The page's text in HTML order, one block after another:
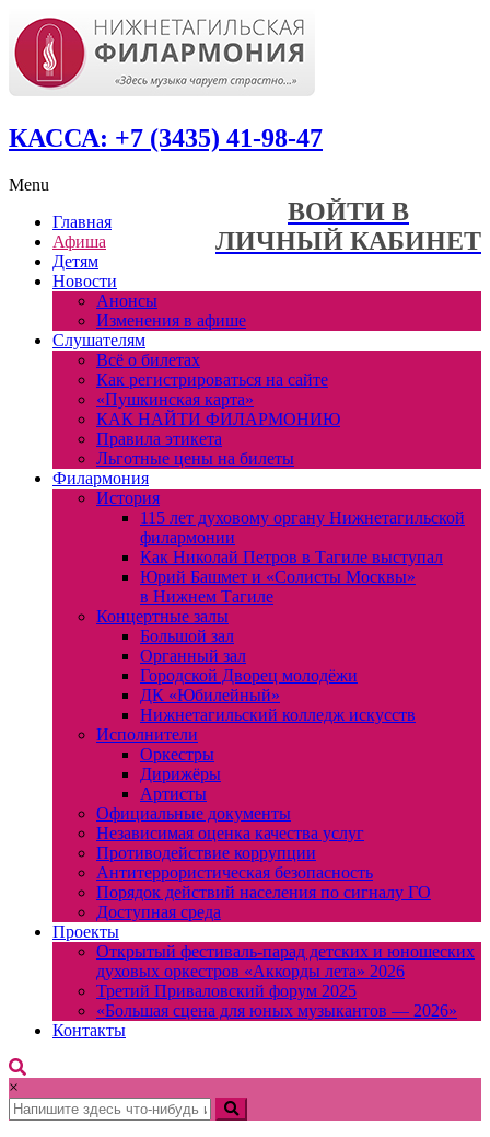
КАССА: +7 (3435) 41-98-47
ВОЙТИ В
ЛИЧНЫЙ КАБИНЕТ
Menu
Главная
Афиша
Детям
Новости
Анонсы
Изменения в афише
Слушателям
Всё о билетах
Как регистрироваться на сайте
«Пушкинская карта»
КАК НАЙТИ ФИЛАРМОНИЮ
Правила этикета
Льготные цены на билеты
Филармония
История
115 лет духовому органу Нижнетагильской
филармонии
Как Николай Петров в Тагиле выступал
Юрий Башмет и «Солисты Москвы»
в Нижнем Тагиле
Концертные залы
Большой зал
Органный зал
Городской Дворец молодёжи
ДК «Юбилейный»
Нижнетагильский колледж искусств
Исполнители
Оркестры
Дирижёры
Артисты
Официальные документы
Независимая оценка качества услуг
Противодействие коррупции
Антитеррористическая безопасность
Порядок действий населения по сигналу ГО
Доступная среда
Проекты
Открытый фестиваль-парад детских и юношеских
духовых оркестров «Аккорды лета» 2026
Третий Приваловский форум 2025
«Большая сцена для юных музыкантов — 2026»
Контакты
×